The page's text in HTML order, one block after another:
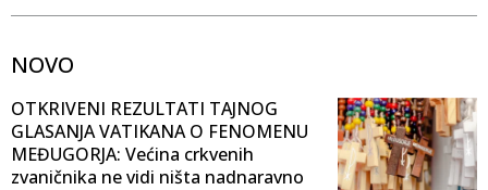
NOVO
OTKRIVENI REZULTATI TAJNOG
GLASANJA VATIKANA O FENOMENU
MEĐUGORJA: Većina crkvenih
zvaničnika ne vidi ništa nadnaravno